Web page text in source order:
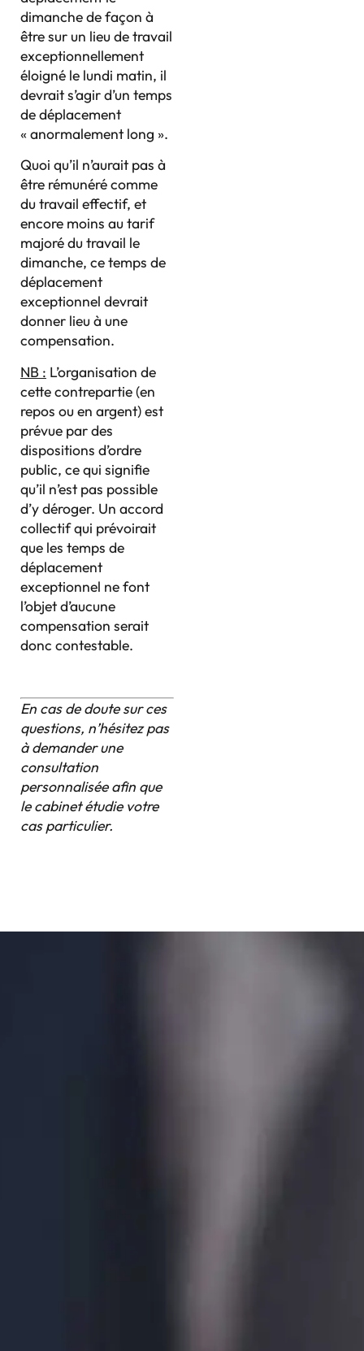
dimanche de façon à
être sur un lieu de travail
exceptionnellement
éloigné le lundi matin, il
devrait s’agir d’un temps
de déplacement
« anormalement long ».
Quoi qu’il n’aurait pas à
être rémunéré comme
du travail effectif, et
encore moins au tarif
majoré du travail le
dimanche, ce temps de
déplacement
exceptionnel devrait
donner lieu à une
compensation.
NB : L’organisation de
cette contrepartie (en
repos ou en argent) est
prévue par des
dispositions d’ordre
public, ce qui signifie
qu’il n’est pas possible
d’y déroger. Un accord
collectif qui prévoirait
que les temps de
déplacement
exceptionnel ne font
l’objet d’aucune
compensation serait
donc contestable.
En cas de doute sur ces
questions, n’hésitez pas
à demander une
consultation
personnalisée afin que
le cabinet étudie votre
cas particulier.